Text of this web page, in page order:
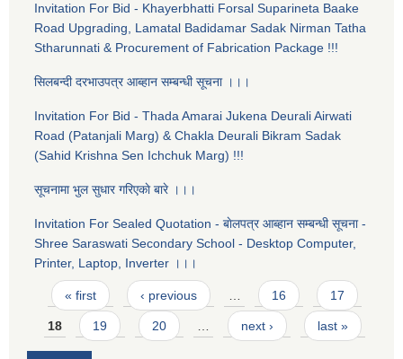
Invitation For Bid - Khayerbhatti Forsal Suparineta Baake
Road Upgrading, Lamatal Badidamar Sadak Nirman Tatha
Stharunnati & Procurement of Fabrication Package !!!
सिलबन्दी दरभाउपत्र आब्हान सम्बन्धी सूचना ।।।
Invitation For Bid - Thada Amarai Jukena Deurali Airwati
Road (Patanjali Marg) & Chakla Deurali Bikram Sadak
(Sahid Krishna Sen Ichchuk Marg) !!!
सूचनामा भुल सुधार गरिएकाे बारे ।।।
Invitation For Sealed Quotation - बाेलपत्र आब्हान सम्बन्धी सूचना -
Shree Saraswati Secondary School - Desktop Computer,
Printer, Laptop, Inverter ।।।
Pages
« first ‹ previous … 16 17
18 19 20 … next › last »